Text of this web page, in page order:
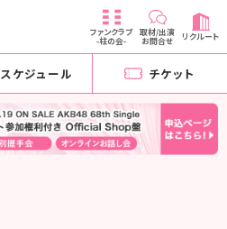
ファンクラブ
-柱の会-
取材/出演
お問合せ リクルート
スケジュール チケット